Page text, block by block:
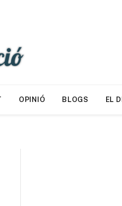
OPINIÓ BLOGS EL